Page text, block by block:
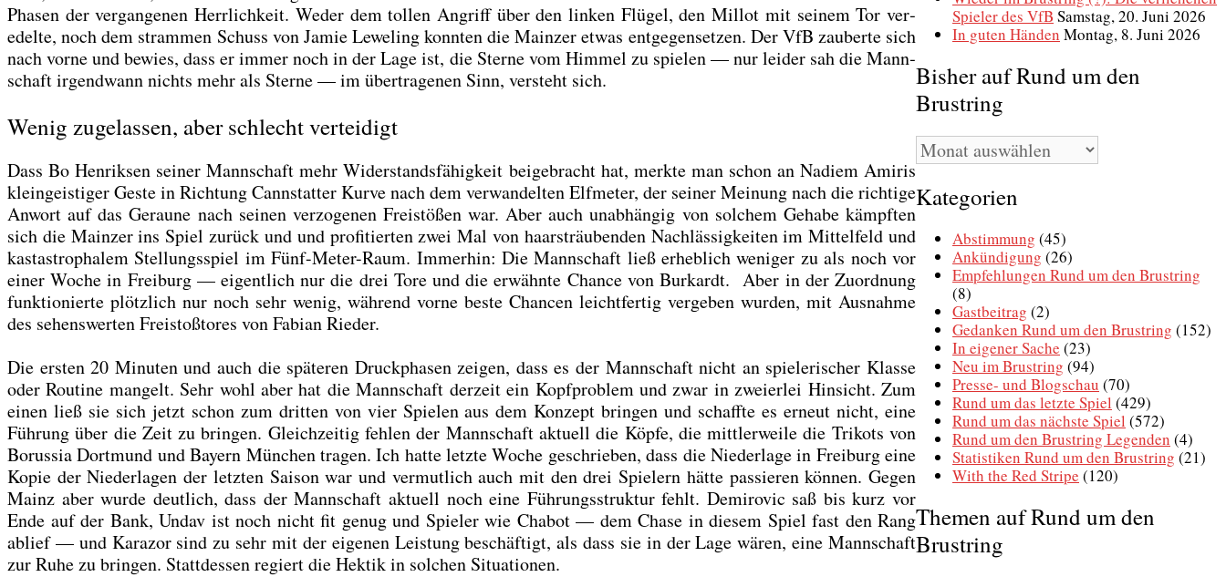
Pha­sen der ver­gan­ge­nen Herr­lich­keit. Weder dem tol­len Angriff über den lin­ken Flü­gel, den Mil­lot mit sei­nem Tor ver­
edel­te, noch dem stram­men Schuss von Jamie Lewe­ling konn­ten die Main­zer etwas ent­ge­gen­set­zen. Der VfB zau­ber­te sich
nach vor­ne und bewies, dass er immer noch in der Lage ist, die Ster­ne vom Him­mel zu spie­len — nur lei­der sah die Mann­
schaft irgend­wann nichts mehr als Ster­ne — im über­tra­ge­nen Sinn, ver­steht sich.
Wenig zugelassen, aber schlecht verteidigt
Dass Bo Hen­rik­sen sei­ner Mann­schaft mehr Wider­stands­fä­hig­keit bei­gebracht hat, merk­te man schon an Nadiem Ami­ris
klein­geis­ti­ger Ges­te in Rich­tung Cannstat­ter Kur­ve nach dem ver­wan­del­ten Elf­me­ter, der sei­ner Mei­nung nach die rich­ti­ge
Anwort auf das Gerau­ne nach sei­nen ver­zo­ge­nen Frei­stö­ßen war. Aber auch unab­hän­gig von sol­chem Geha­be kämpf­ten
sich die Main­zer ins Spiel zurück und und pro­fi­tier­ten zwei Mal von haar­sträu­ben­den Nach­läs­sig­kei­ten im Mit­tel­feld und
kas­ta­stro­pha­lem Stel­lungs­spiel im Fünf-Meter-Raum. Immer­hin: Die Mann­schaft ließ erheb­lich weni­ger zu als noch vor
einer Woche in Frei­burg — eigent­lich nur die drei Tore und die erwähn­te Chan­ce von Bur­kardt. Aber in der Zuord­nung
funk­tio­nier­te plötz­lich nur noch sehr wenig, wäh­rend vor­ne bes­te Chan­cen leicht­fer­tig ver­ge­ben wur­den, mit Aus­nah­me
des sehens­wer­ten Frei­stoß­to­res von Fabi­an Rie­der.
Die ers­ten 20 Minu­ten und auch die spä­te­ren Druck­pha­sen zei­gen, dass es der Mann­schaft nicht an spie­le­ri­scher Klas­se
oder Rou­ti­ne man­gelt. Sehr wohl aber hat die Mann­schaft der­zeit ein Kopf­pro­blem und zwar in zwei­er­lei Hin­sicht. Zum
einen ließ sie sich jetzt schon zum drit­ten von vier Spie­len aus dem Kon­zept brin­gen und schaff­te es erneut nicht, eine
Füh­rung über die Zeit zu brin­gen. Gleich­zei­tig feh­len der Mann­schaft aktu­ell die Köp­fe, die mitt­ler­wei­le die Tri­kots von
Borus­sia Dort­mund und Bay­ern Mün­chen tra­gen. Ich hat­te letz­te Woche geschrie­ben, dass die Nie­der­la­ge in Frei­burg eine
Kopie der Nie­der­la­gen der letz­ten Sai­son war und ver­mut­lich auch mit den drei Spie­lern hät­te pas­sie­ren kön­nen. Gegen
Mainz aber wur­de deut­lich, dass der Mann­schaft aktu­ell noch eine Füh­rungs­struk­tur fehlt. Demi­ro­vic saß bis kurz vor
Ende auf der Bank, Undav ist noch nicht fit genug und Spie­ler wie Cha­b­ot — dem Cha­se in die­sem Spiel fast den Rang
ablief — und Kara­zor sind zu sehr mit der eige­nen Leis­tung beschäf­tigt, als dass sie in der Lage wären, eine Mann­schaft
zur Ruhe zu brin­gen. Statt­des­sen regiert die Hek­tik in sol­chen Situa­tio­nen.
Spieler des VfB Samstag, 20. Juni 2026
In guten Händen Montag, 8. Juni 2026
Bisher auf Rund um den
Brustring
Bisher
auf
um
den
Brustring
Kategorien
Abstimmung (45)
Ankündigung (26)
Empfehlungen Rund um den Brustring
(8)
Gastbeitrag (2)
Gedanken Rund um den Brustring (152)
In eigener Sache (23)
Neu im Brustring (94)
Presse- und Blogschau (70)
Rund um das letzte Spiel (429)
Rund um das nächste Spiel (572)
Rund um den Brustring Legenden (4)
Statistiken Rund um den Brustring (21)
With the Red Stripe (120)
Themen auf Rund um den
Brustring